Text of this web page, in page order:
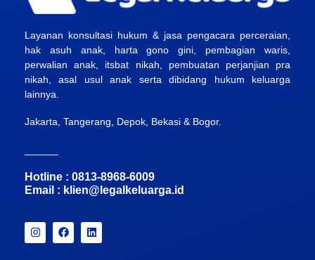
Layanan konsultasi hukum & jasa pengacara perceraian,
hak asuh anak, harta gono gini, pembagian waris,
perwalian anak, itsbat nikah, pembuatan perjanjian pra
nikah, asal usul anak serta dibidang hukum keluarga
lainnya.
Jakarta, Tangerang, Depok, Bekasi & Bogor.
Hotline : 0813-8968-6009
Email : klien@legalkeluarga.id